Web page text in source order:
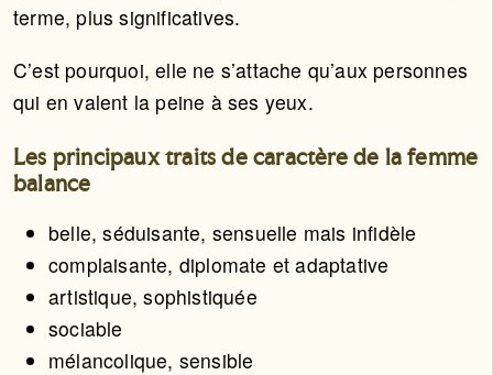
terme, plus significatives.
C’est pourquoi, elle ne s’attache qu’aux personnes
qui en valent la peine à ses yeux.
Les principaux traits de caractère de la femme
balance
belle, séduisante, sensuelle mais infidèle
complaisante, diplomate et adaptative
artistique, sophistiquée
sociable
mélancolique, sensible